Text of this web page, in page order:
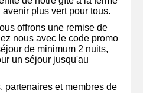
plus vert pour tous.
offrons une remise de
nous avec le code promo
de minimum 2 nuits,
un séjour jusqu'au
partenaires et membres de